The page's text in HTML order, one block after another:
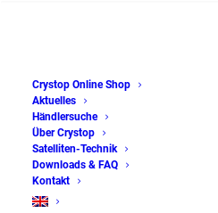
Crystop Online Shop
Aktuelles
Händlersuche
Über Crystop
Satelliten-Technik
Downloads & FAQ
Kontakt
Crystop GmbH